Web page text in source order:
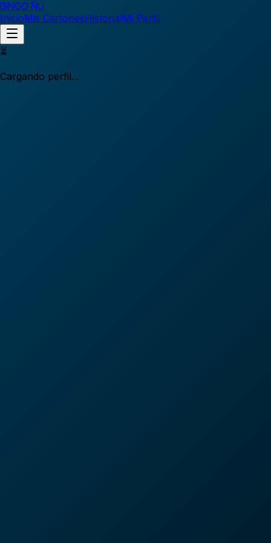
BINGO ÑU
InicioMis CartonesHistorialMi Perfil
⏳
Cargando perfil...